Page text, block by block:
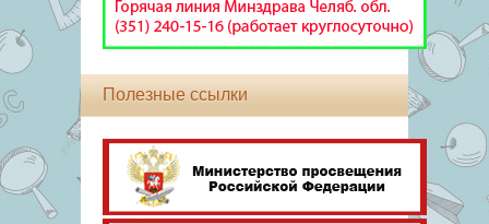
Полезные ссылки